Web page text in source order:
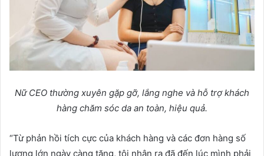
Nữ CEO thường xuyên gặp gỡ, lắng nghe và hỗ trợ khách
hàng chăm sóc da an toàn, hiệu quả.
“Từ phản hồi tích cực của khách hàng và các đơn hàng số
lượng lớn ngày càng tăng, tôi nhận ra đã đến lúc mình phải